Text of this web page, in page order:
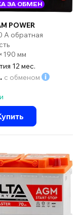
ЗА ОБМЕН
POWER
А обратная
мм
12 мес.
с обменом